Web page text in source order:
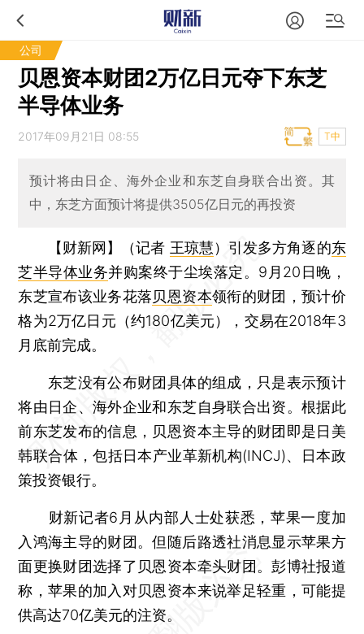
公司
贝恩资本财团2万亿日元夺下东芝
半导体业务
2017年09月21日 08:55 T中
预计将由日企、海外企业和东芝自身联合出资。其
中，东芝方面预计将提供3505亿日元的再投资
【财新网】（记者 王琼慧） 引发多方角逐的东
芝半导体业务并购案终于尘埃落定。9月20日晚，
东芝宣布该业务花落贝恩资本领衔的财团，预计价
格为2万亿日元（约180亿美元），交易在2018年3
月底前完成。
东芝没有公布财团具体的组成，只是表示预计
将由日企、海外企业和东芝自身联合出资。根据此
前东芝发布的信息，贝恩资本主导的财团即是日美
韩联合体，包括日本产业革新机构(INCJ)、日本政
策投资银行。
财新记者6月从内部人士处获悉，苹果一度加
入鸿海主导的财团。但随后路透社消息显示苹果方
面更换财团选择了贝恩资本牵头财团。彭博社报道
称，苹果的加入对贝恩资本来说举足轻重，可能提
供高达70亿美元的注资。